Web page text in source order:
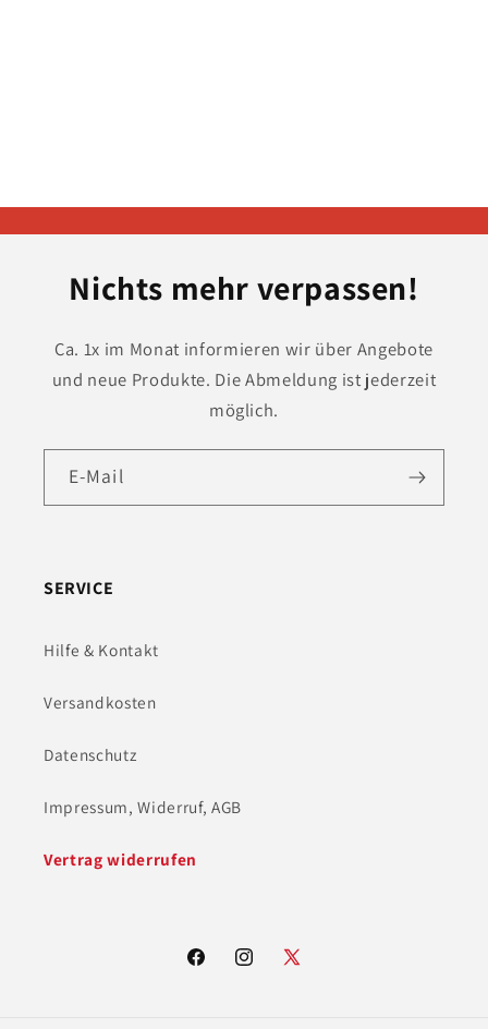
Nichts mehr verpassen!
Ca. 1x im Monat informieren wir über Angebote
und neue Produkte. Die Abmeldung ist jederzeit
möglich.
E-Mail
SERVICE
Hilfe & Kontakt
Versandkosten
Datenschutz
Impressum, Widerruf, AGB
Vertrag widerrufen
FacebookInstagram
X